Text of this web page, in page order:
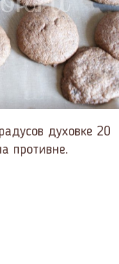
духовке 20
противне.